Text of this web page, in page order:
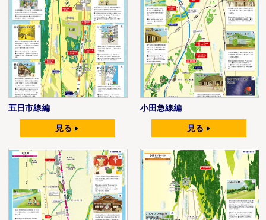
五日市線編
見る
小田急線編
見る